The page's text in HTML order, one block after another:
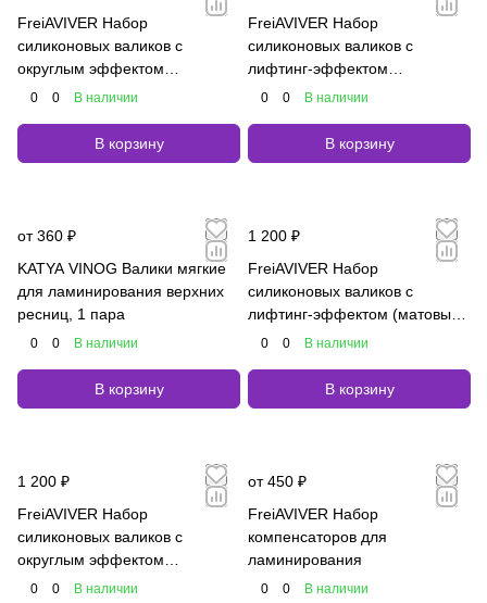
FreiAVIVER Набор
силиконовых валиков с
округлым эффектом
(глянцевые), 4 пары
0 0 В наличии
В корзину
FreiAVIVER Набор
силиконовых валиков с
лифтинг-эффектом
(глянцевые), 4 пары
0 0 В наличии
В корзину
от 360 ₽
KATYA VINOG Валики мягкие
для ламинирования верхних
ресниц, 1 пара
0 0 В наличии
В корзину
1 200 ₽
FreiAVIVER Набор
силиконовых валиков с
лифтинг-эффектом (матовые),
4 пары
0 0 В наличии
В корзину
1 200 ₽
FreiAVIVER Набор
силиконовых валиков с
округлым эффектом
(матовые), 4 пары
0 0 В наличии
от 450 ₽
FreiAVIVER Набор
компенсаторов для
ламинирования
0 0 В наличии